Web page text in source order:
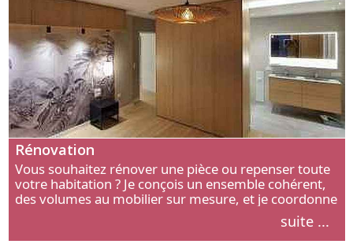
Rénovation
Vous souhaitez rénover une pièce ou repenser toute
votre habitation ? Je conçois un ensemble cohérent,
des volumes au mobilier sur mesure, et je coordonne
suite ...